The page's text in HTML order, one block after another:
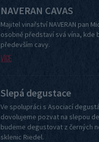
NAVERAN CAVAS
Majitel vinařství NAVERAN pan
osobně představí svá vína, kde
především cavy.
Více
Slepá degustace
Ve spolupráci s Asociací
dovolujeme pozvat na slepou
budeme degustovat z černých
sklenic Riedel.